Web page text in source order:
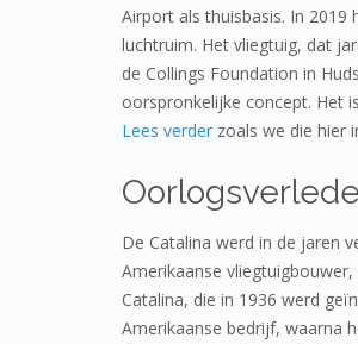
Airport als thuisbasis. In
luchtruim. Het vliegtuig, dat
de Collings Foundation in
oorspronkelijke concept. Het
zoals we die hier
De Catalina werd in de jaren
Amerikaanse
Catalina, die in 1936 werd
Amerikaanse bedrijf, waarna